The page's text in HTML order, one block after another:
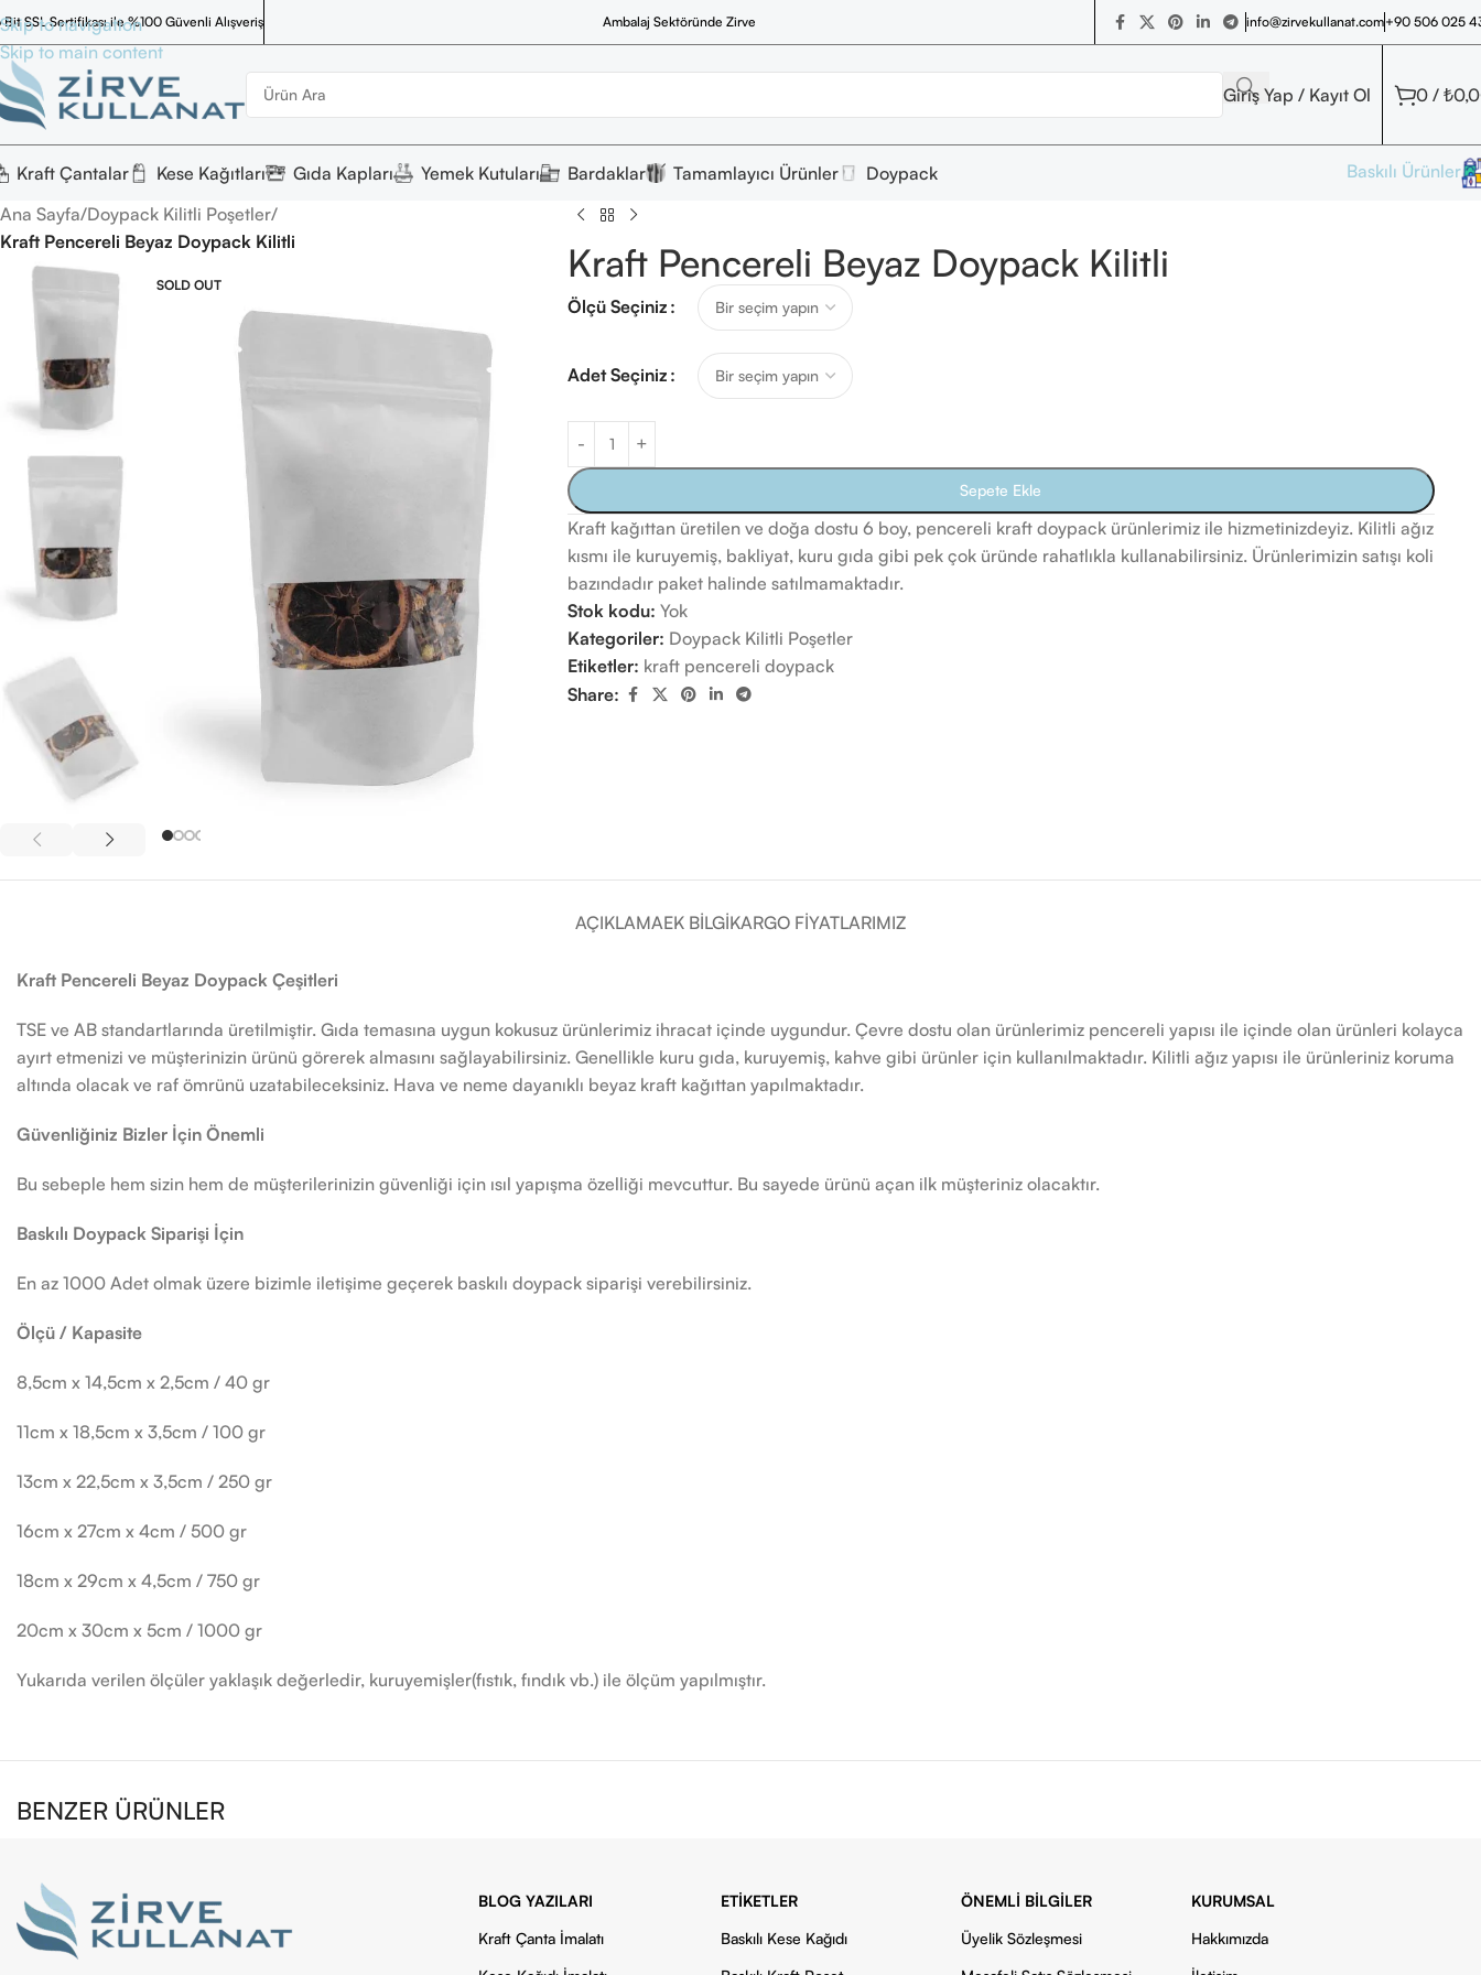
Skip to navigation
Skip to main content
SSL Sertifikası ile %100 Güvenli Alışveriş Ambalaj Sektöründe Zirve info@zirvekullanat.com+90 506 025
Giriş Yap / Kayıt Ol 0 / ₺
Kraft Çantalar Kese Kağıtları Gıda Kapları Yemek Kutuları Bardaklar Tamamlayıcı Ürünler Doypack
Baskılı Ürünler
Ana Sayfa/Doypack Kilitli Poşetler/
Kraft Pencereli Beyaz Doypack Kilitli
SOLD OUT Kraft Pencereli Beyaz Doypack Kilitli
Ölçü Seçiniz
Adet Seçiniz
Sepete Ekle
Kraft kağıttan üretilen ve doğa dostu 6 boy, pencereli kraft doypack ürünlerimiz ile hizmetinizdeyiz. Kilitli ağız
kısmı ile kuruyemiş, bakliyat, kuru gıda gibi pek çok üründe rahatlıkla kullanabilirsiniz. Ürünlerimizin satışı koli
bazındadır paket halinde satılmamaktadır.
Stok kodu: Yok
Kategoriler: Doypack Kilitli Poşetler
Etiketler: kraft pencereli doypack
Share:
AÇIKLAMAEK BILGIKARGO FIYATLARIMIZ
Kraft Pencereli Beyaz Doypack Çeşitleri
TSE ve AB standartlarında üretilmiştir. Gıda temasına uygun kokusuz ürünlerimiz ihracat içinde uygundur. Çevre dostu olan ürünlerimiz pencereli yapısı ile içinde olan ürünleri kolayca
ayırt etmenizi ve müşterinizin ürünü görerek almasını sağlayabilirsiniz. Genellikle kuru gıda, kuruyemiş, kahve gibi ürünler için kullanılmaktadır. Kilitli ağız yapısı ile ürünleriniz koruma
altında olacak ve raf ömrünü uzatabileceksiniz. Hava ve neme dayanıklı beyaz kraft kağıttan yapılmaktadır.
Güvenliğiniz Bizler İçin Önemli
Bu sebeple hem sizin hem de müşterilerinizin güvenliği için ısıl yapışma özelliği mevcuttur. Bu sayede ürünü açan ilk müşteriniz olacaktır.
Baskılı Doypack Siparişi İçin
En az 1000 Adet olmak üzere bizimle iletişime geçerek baskılı doypack siparişi verebilirsiniz.
Ölçü / Kapasite
8,5cm x 14,5cm x 2,5cm / 40 gr
11cm x 18,5cm x 3,5cm / 100 gr
13cm x 22,5cm x 3,5cm / 250 gr
16cm x 27cm x 4cm / 500 gr
18cm x 29cm x 4,5cm / 750 gr
20cm x 30cm x 5cm / 1000 gr
Yukarıda verilen ölçüler yaklaşık değerledir, kuruyemişler(fıstık, fındık vb.) ile ölçüm yapılmıştır.
BENZER ÜRÜNLER
BLOG YAZILARI
Kraft Çanta İmalatı
ETIKETLER
Baskılı Kese Kağıdı
ÖNEMLI BILGILER
Üyelik Sözleşmesi
KURUMSAL
Hakkımızda